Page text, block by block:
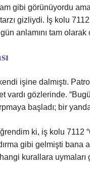
gibi görünüyordu
gizliydi. İş kolu
anlamını tam
işine dalmıştı.
vardı gözlerinde.
başladı; bir
ki, iş kolu
gibi gelmişti bana
hangi kurallara